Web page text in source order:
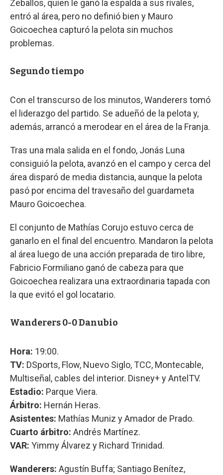
Zeballos, quien le ganó la espalda a sus rivales,
entró al área, pero no definió bien y Mauro
Goicoechea capturó la pelota sin muchos
problemas.
Segundo tiempo
Con el transcurso de los minutos, Wanderers tomó
el liderazgo del partido. Se adueñó de la pelota y,
además, arrancó a merodear en el área de la Franja.
Tras una mala salida en el fondo, Jonás Luna
consiguió la pelota, avanzó en el campo y cerca del
área disparó de media distancia, aunque la pelota
pasó por encima del travesaño del guardameta
Mauro Goicoechea.
El conjunto de Mathías Corujo estuvo cerca de
ganarlo en el final del encuentro. Mandaron la pelota
al área luego de una acción preparada de tiro libre,
Fabricio Formiliano ganó de cabeza para que
Goicoechea realizara una extraordinaria tapada con
la que evitó el gol locatario.
Wanderers 0-0 Danubio
Hora: 19:00.
TV: DSports, Flow, Nuevo Siglo, TCC, Montecable,
Multiseñal, cables del interior. Disney+ y AntelTV.
Estadio: Parque Viera.
Árbitro: Hernán Heras.
Asistentes: Mathías Muniz y Amador de Prado.
Cuarto árbitro: Andrés Martínez.
VAR: Yimmy Álvarez y Richard Trinidad.
Wanderers: Agustín Buffa; Santiago Benítez,